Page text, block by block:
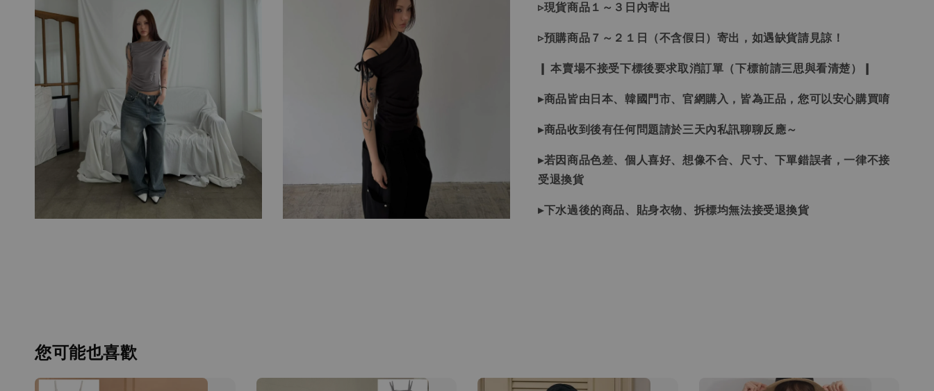
▹現貨商品１～３日內寄出
▹預購商品７～２１日（不含假日）寄出，如遇缺貨請見諒！
❙ 本賣場不接受下標後要求取消訂單（下標前請三思與看清楚）❙
▸商品皆由日本、韓國門市、官網購入，皆為正品，您可以安心購買唷
▸商品收到後有任何問題請於三天內私訊聊聊反應～
▸若因商品色差、個人喜好、想像不合、尺寸、下單錯誤者，一律不接
受退換貨
▸下水過後的商品、貼身衣物、拆標均無法接受退換貨
您可能也喜歡